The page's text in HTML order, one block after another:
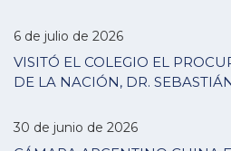
6 de julio de 2026
VISITÓ EL COLEGIO EL
DE LA NACIÓN, DR.
30 de junio de 2026